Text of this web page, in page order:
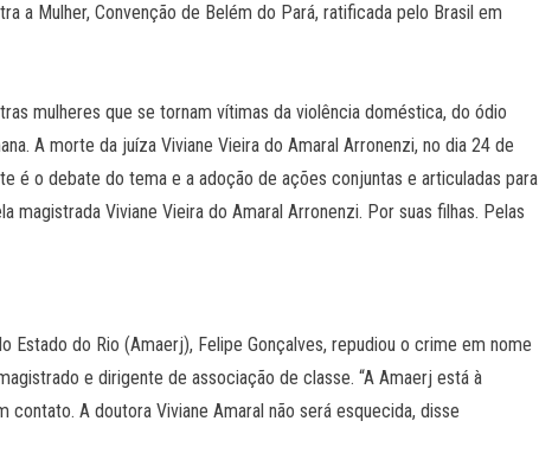
a Mulher, Convenção de Belém do Pará, ratificada pelo Brasil em
mulheres que se tornam vítimas da violência doméstica, do ódio
A morte da juíza Viviane Vieira do Amaral Arronenzi, no dia 24 de
é o debate do tema e a adoção de ações conjuntas e articuladas para
magistrada Viviane Vieira do Amaral Arronenzi. Por suas filhas. Pelas
Estado do Rio (Amaerj), Felipe Gonçalves, repudiou o crime em nome
e dirigente de associação de classe. “A Amaerj está à
A doutora Viviane Amaral não será esquecida, disse